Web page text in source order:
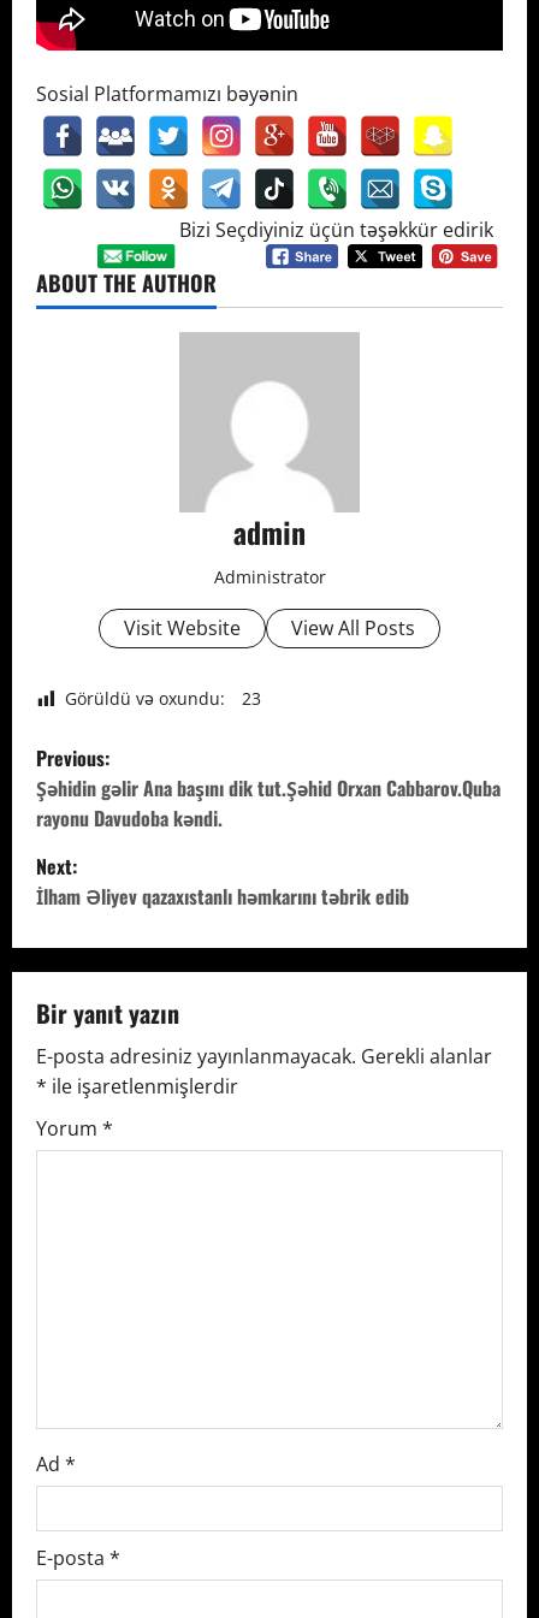
Sosial Platformamızı bəyənin
Bizi Seçdiyiniz üçün təşəkkür edirik
ABOUT THE AUTHOR
admin
Administrator
Visit Website View All Posts
Görüldü və oxundu: 23
P
o
s
t
n
a
v
i
g
Previous:
Şəhidin gəlir Ana başını dik tut.Şəhid Orxan Cabbarov.Quba
rayonu Davudoba kəndi.
Next:
İlham Əliyev qazaxıstanlı həmkarını təbrik edib
Bir yanıt yazın
E-posta adresiniz yayınlanmayacak. Gerekli alanlar
* ile işaretlenmişlerdir
Yorum *
Ad *
E-posta *